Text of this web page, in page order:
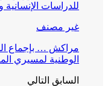
للدراسات الإنسانية
غير مصنف
مراكش … بإجماع
الوطنية لمسيري
السابق التالي